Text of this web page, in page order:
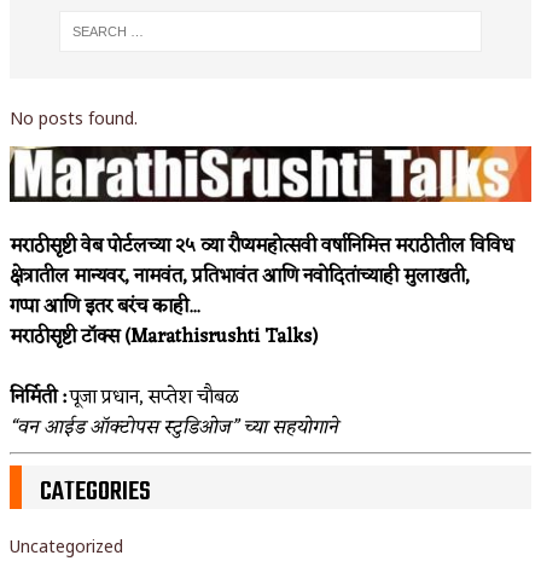
No posts found.
मराठीसृष्टी वेब पोर्टलच्या २५ व्या रौप्यमहोत्सवी वर्षानिमित्त मराठीतील विविध
क्षेत्रातील मान्यवर, नामवंत, प्रतिभावंत आणि नवोदितांच्याही मुलाखती,
गप्पा आणि इतर बरंच काही...
मराठीसृष्टी टॉक्स (Marathisrushti Talks)
निर्मिती :पूजा प्रधान, सप्तेश चौबळ
“वन आईड ऑक्टोपस स्टुडिओज” च्या सहयोगाने
CATEGORIES
Uncategorized